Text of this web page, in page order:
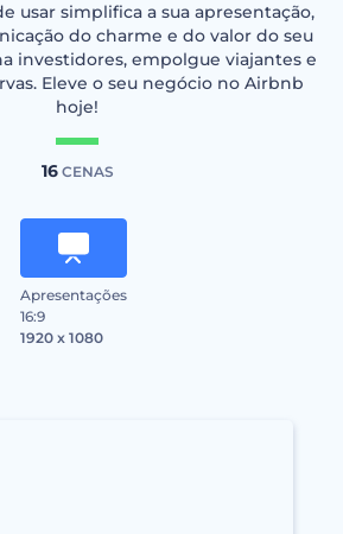
usar simplifica a sua apresentação,
do charme e do valor do seu
investidores, empolgue viajantes e
Eleve o seu negócio no Airbnb
hoje!
16CENAS
Apresentações
16:9
1920 x 1080